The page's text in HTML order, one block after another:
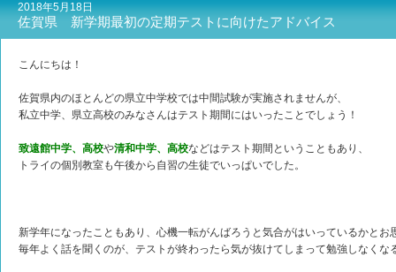
2018年5月18日
佐賀県 新学期最初の定期テストに向けたアドバイス
こんにちは！
佐賀県内のほとんどの県立中学校では中間試験が実施されませんが、
私立中学、県立高校のみなさんはテスト期間にはいったことでしょう！
致遠館中学、高校や清和中学、高校などはテスト期間ということもあり、
トライの個別教室も午後から自習の生徒でいっぱいでした。
新学年になったこともあり、心機一転がんばろうと気合がはいっているかとお
毎年よく話を聞くのが、テストが終わったら気が抜けてしまって勉強しなくな